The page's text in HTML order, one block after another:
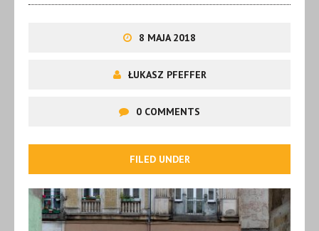
8 MAJA 2018
ŁUKASZ PFEFFER
0 COMMENTS
FILED UNDER